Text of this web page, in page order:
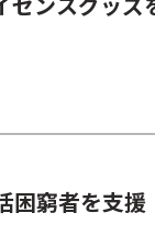
困窮者を支援